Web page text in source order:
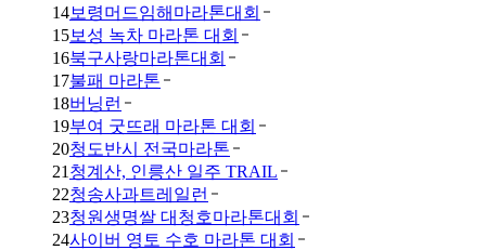
14보령머드임해마라톤대회
15보성 녹차 마라톤 대회
16북구사랑마라톤대회
17불패 마라톤
18버닝런
19부여 굿뜨래 마라톤 대회
20청도반시 전국마라톤
21 청계산, 인릉산 일주 TRAIL
22청송사과트레일런
23청원생명쌀 대청호마라톤대회
24사이버 영토 수호 마라톤 대회